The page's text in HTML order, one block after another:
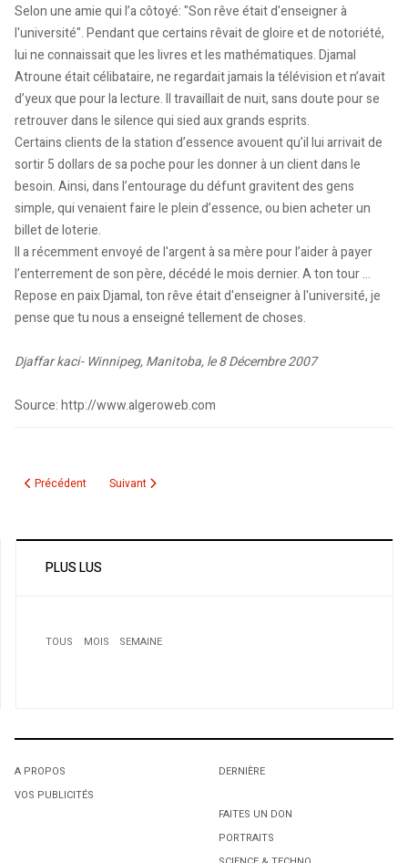
Selon une amie qui l’a côtoyé: "Son rêve était d'enseigner à
l'université". Pendant que certains rêvait de gloire et de notoriété,
lui ne connaissait que les livres et les mathématiques. Djamal
Atroune était célibataire, ne regardait jamais la télévision et n’avait
d’yeux que pour la lecture. Il travaillait de nuit, sans doute pour se
retrouver dans le silence qui sied aux grands esprits.
Certains clients de la station d’essence avouent qu’il lui arrivait de
sortir 5 dollars de sa poche pour les donner à un client dans le
besoin. Ainsi, dans l’entourage du défunt gravitent des gens
simple, qui venaient faire le plein d’essence, ou bien acheter un
billet de loterie.
Il a récemment envoyé de l'argent à sa mère pour l’aider à payer
l’enterrement de son père, décédé le mois dernier. A ton tour …
Repose en paix Djamal, ton rêve était d'enseigner à l'université, je
pense que tu nous a enseigné tellement de choses.
Djaffar kaci- Winnipeg, Manitoba, le 8 Décembre 2007
Source: http://www.algeroweb.com
Article précédent : Les algériens se plaignent de bureaucratie :
Précédent Article suivant : Montréal: Une attaque au poivre de
Suivant
PLUS LUS
TOUS MOIS SEMAINE
L'octroi accidentel du Gant Court.
L'octroi accidentel du Gant Court.
A PROPOS
VOS PUBLICITÉS
DERNIÈRE
FAITES UN DON
PORTRAITS